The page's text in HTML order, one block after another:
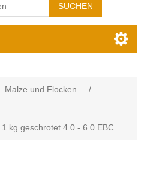
Malze und Flocken
/
kg geschrotet 4.0 - 6.0 EBC